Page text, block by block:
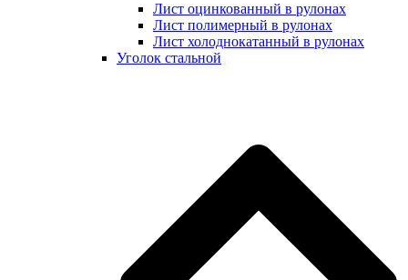
Лист оцинкованный в рулонах
Лист полимерный в рулонах
Лист холоднокатанный в рулонах
Уголок стальной